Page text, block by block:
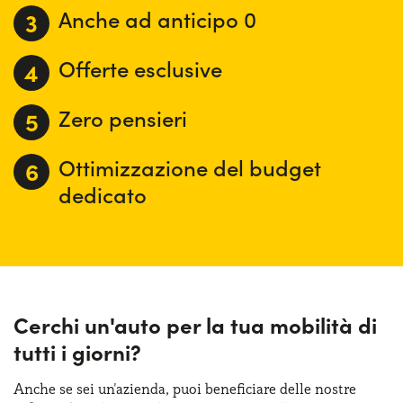
Anche ad anticipo 0
Offerte esclusive
Zero pensieri
Ottimizzazione del budget
dedicato
Cerchi un'auto per la tua mobilità di
tutti i giorni?
Anche se sei un'azienda, puoi beneficiare delle nostre